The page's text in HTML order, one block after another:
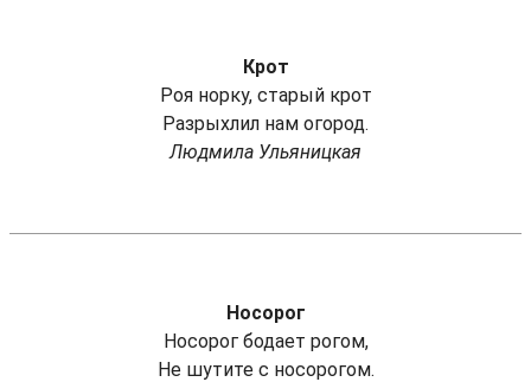
Крот
Роя норку, старый крот
Разрыхлил нам огород.
Людмила Ульяницкая
Носорог
Носорог бодает рогом,
Не шутите с носорогом.